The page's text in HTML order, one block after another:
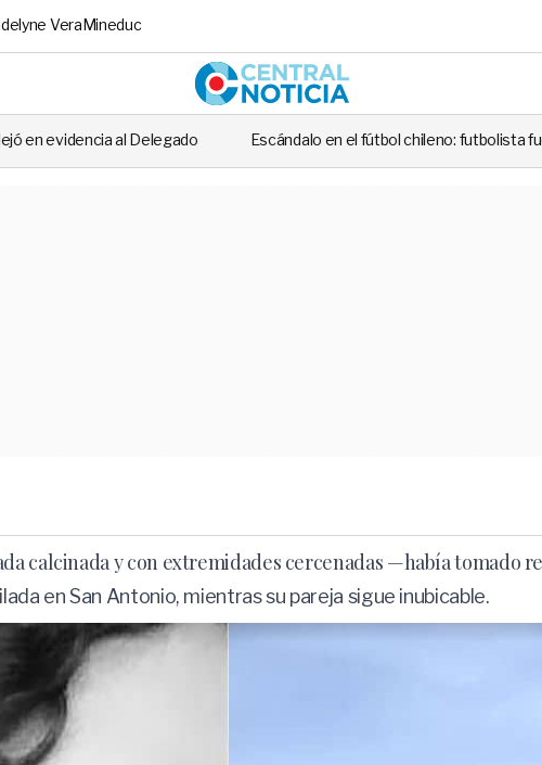
VeraMineduc
Central
Delegado Escándalo en el fútbol chileno: futbolista fue detenido tras
calcinada y con extremidades cercenadas —había tomado
en San Antonio, mientras su pareja sigue inubicable.